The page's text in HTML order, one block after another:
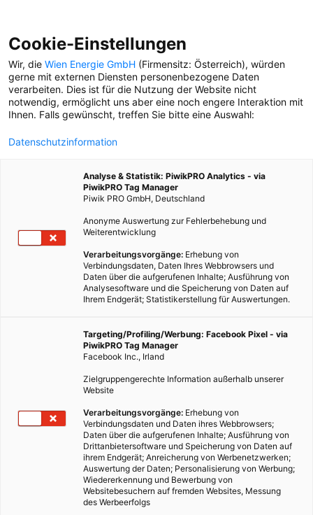
STROM
Stromzähler beim
Stromsparen helfen
Marko von den Wiener
Netzen muss hoch hinaus:
Er kümmert sich um Wiens
Strommasten
Cookie-Einstellungen
Wir, die Wien Energie GmbH (Firmensitz: Österreich), würden
gerne mit externen Diensten personenbezogene Daten
verarbeiten. Dies ist für die Nutzung der Website nicht
notwendig, ermöglicht uns aber eine noch engere Interaktion mit
Ihnen. Falls gewünscht, treffen Sie bitte eine Auswahl:
Datenschutzinformation
Analyse & Statistik: PiwikPRO Analytics - via
PiwikPRO Tag Manager
Piwik PRO GmbH, Deutschland
Anonyme Auswertung zur Fehlerbehebung und
Weiterentwicklung
Verarbeitungsvorgänge: Erhebung von
Verbindungsdaten, Daten Ihres Webbrowsers und
Daten über die aufgerufenen Inhalte; Ausführung von
Analysesoftware und die Speicherung von Daten auf
Ihrem Endgerät; Statistikerstellung für Auswertungen.
Targeting/Profiling/Werbung: Facebook Pixel - via
PiwikPRO Tag Manager
Facebook Inc., Irland
Zielgruppengerechte Information außerhalb unserer
Website
Verarbeitungsvorgänge: Erhebung von
Verbindungsdaten und Daten ihres Webbrowsers;
Daten über die aufgerufenen Inhalte; Ausführung von
Drittanbietersoftware und Speicherung von Daten auf
ihrem Endgerät; Anreicherung von Werbenetzwerken;
Auswertung der Daten; Personalisierung von Werbung;
Wiedererkennung und Bewerbung von
Websitebesuchern auf fremden Websites, Messung
des Werbeerfolgs